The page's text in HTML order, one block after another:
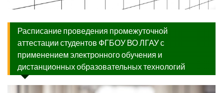
Расписание проведения промежуточной
аттестации студентов ФГБОУ ВО ЛГАУ с
применением электронного обучения и
дистанционных образовательных технологий